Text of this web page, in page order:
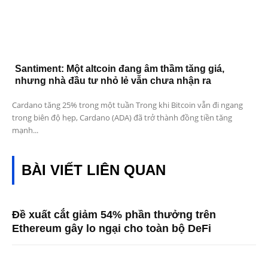
Santiment: Một altcoin đang âm thầm tăng giá,
nhưng nhà đầu tư nhỏ lẻ vẫn chưa nhận ra
Cardano tăng 25% trong một tuần Trong khi Bitcoin vẫn đi ngang
trong biên độ hẹp, Cardano (ADA) đã trở thành đồng tiền tăng
mạnh...
BÀI VIẾT LIÊN QUAN
Đề xuất cắt giảm 54% phần thưởng trên
Ethereum gây lo ngại cho toàn bộ DeFi